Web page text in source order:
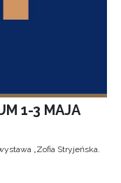
1-3 MAJA
„Zofia Stryjeńska.